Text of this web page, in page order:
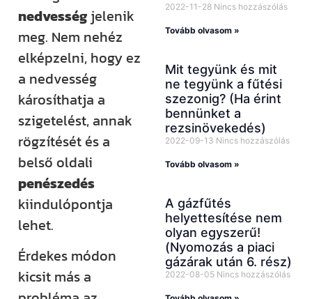
nedvesség jelenik
meg. Nem nehéz
elképzelni, hogy ez
a nedvesség
károsíthatja a
szigetelést, annak
rögzítését és a
belső oldali
penészedés
kiindulópontja
lehet.
Érdekes módon
kicsit más a
2022-11-28 Nincs hozzászólás
Tovább olvasom »
Mit tegyünk és mit
ne tegyünk a fűtési
szezonig? (Ha érint
bennünket a
rezsinövekedés)
2022-09-13 Nincs hozzászólás
Tovább olvasom »
A gázfűtés
helyettesítése nem
olyan egyszerű!
(Nyomozás a piaci
gázárak után 6. rész)
2022-08-05 Nincs hozzászólás